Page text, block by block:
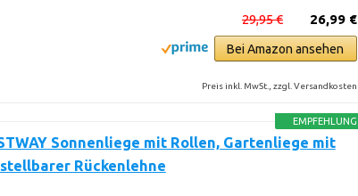
26,99 €
29,95 €
Bei Amazon ansehen
Preis inkl. MwSt., zzgl. Versandkosten
EMPFEHLUNG
Sonnenliege mit Rollen, Gartenliege mit
Rückenlehne